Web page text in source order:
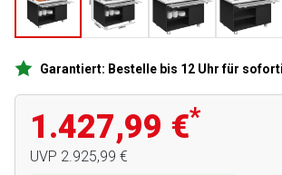
Garantiert: Bestelle bis 12 Uhr für
1.427,99 €*
UVP 2.925,99 €